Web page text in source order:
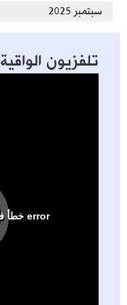
سبتمبر 2025
تلفزيون الواقية